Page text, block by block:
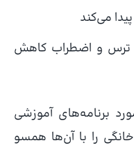
می‌کند
ترس و اضطراب کاهش
برنامه‌های آموزشی
را با آن‌ها همسو